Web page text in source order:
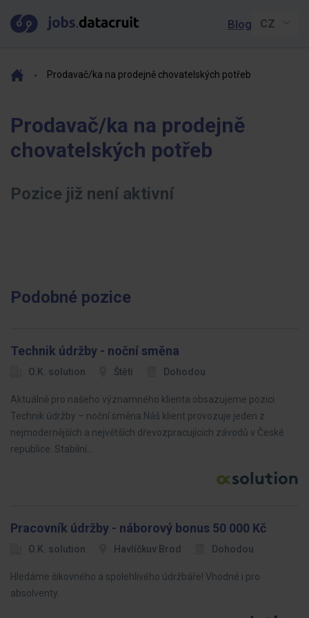
Blog
Prodavač/ka na prodejně chovatelských potřeb
Prodavač/ka na prodejně
chovatelských potřeb
Pozice již není aktivní
Podobné pozice
Technik údržby - noční směna
O.K. solution Štětí Dohodou
Aktuálně pro našeho významného klienta obsazujeme pozici
Technik údržby – noční směna.Náš klient provozuje jeden z
nejmodernějších a největších dřevozpracujících závodů v České
republice. Stabilní…
Pracovník údržby - náborový bonus 50 000 Kč
O.K. solution Havlíčkuv Brod Dohodou
Hledáme šikovného a spolehlivého údržbáře! Vhodné i pro
absolventy.